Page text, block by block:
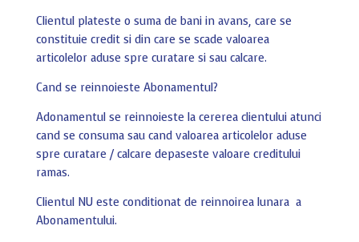
Clientul plateste o suma de bani in avans, care se
constituie credit si din care se scade valoarea
articolelor aduse spre curatare si sau calcare.
Cand se reinnoieste Abonamentul?
Adonamentul se reinnoieste la cererea clientului atunci
cand se consuma sau cand valoarea articolelor aduse
spre curatare / calcare depaseste valoare creditului
ramas.
Clientul NU este conditionat de reinnoirea lunara a
Abonamentului.